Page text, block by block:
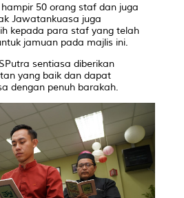
50 orang staf dan juga
Jawatankuasa juga
kepada para staf yang telah
jamuan pada majlis ini.
sentiasa diberikan
yang baik dan dapat
dengan penuh barakah.